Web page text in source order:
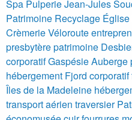
Spa Pulperie Jean-Jules
Patrimoine Recyclage
Crèmerie Véloroute
presbytère patrimoine
corporatifGaspésieAuberge
hébergement Fjord
Îles de la Madeleine
transport aérien traversier